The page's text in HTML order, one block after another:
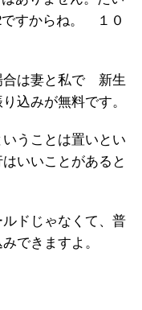
ですからね。 １０
合は妻と私で 新生
込みが無料です。
うことは置いとい
いいことがあると
ドじゃなくて、普
できますよ。